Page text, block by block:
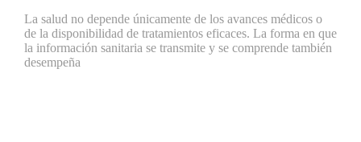
La salud no depende únicamente de los avances médicos o
de la disponibilidad de tratamientos eficaces. La forma en que
la información sanitaria se transmite y se comprende también
desempeña